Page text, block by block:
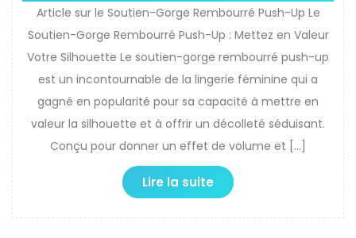
Article sur le Soutien-Gorge Rembourré Push-Up Le
Soutien-Gorge Rembourré Push-Up : Mettez en Valeur
Votre Silhouette Le soutien-gorge rembourré push-up
est un incontournable de la lingerie féminine qui a
gagné en popularité pour sa capacité à mettre en
valeur la silhouette et à offrir un décolleté séduisant.
Conçu pour donner un effet de volume et […]
Lire la suite